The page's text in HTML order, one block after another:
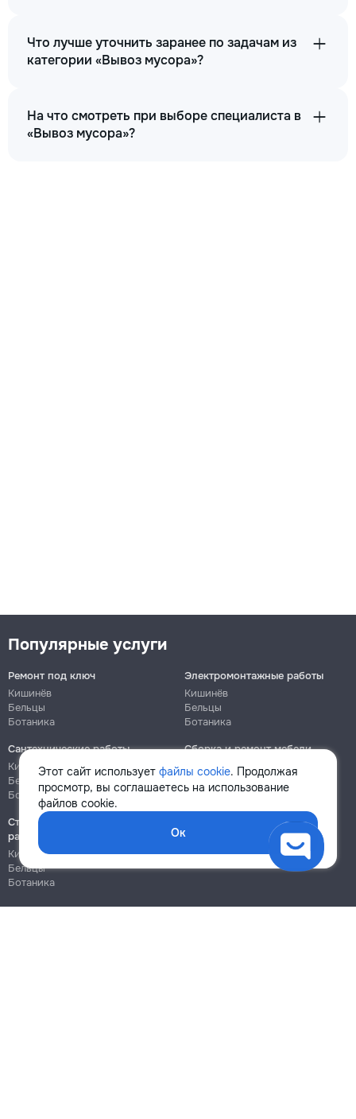
Что лучше уточнить заранее по задачам из
категории «Вывоз мусора»?
На что смотреть при выборе специалиста в
«Вывоз мусора»?
Этот сайт использует файлы cookie. Продолжая
просмотр, вы соглашаетесь на использование
файлов cookie.
Ок
Популярные услуги
Ремонт под ключ
Кишинёв
Бельцы
Ботаника
Электромонтажные работы
Кишинёв
Бельцы
Ботаника
Сантехнические работы
Кишинёв
Бельцы
Ботаника
Сборка и ремонт мебели
Кишинёв
Ботаника
Строительно-монтажные
работы
Кишинёв
Бельцы
Ботаника